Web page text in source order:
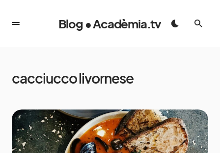
Blog • Acadèmia.tv
cacciucco livornese